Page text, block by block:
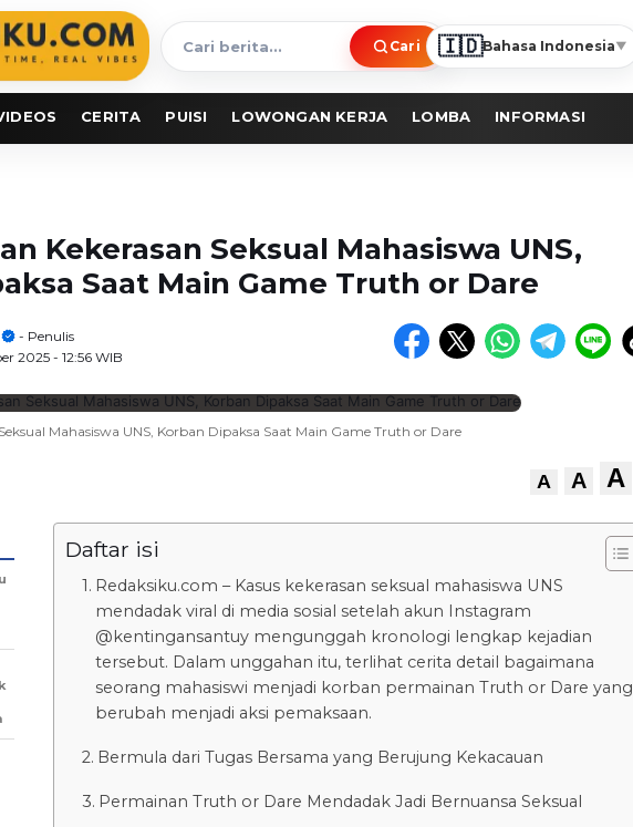
Cari
berita
Cari 🇮🇩Bahasa Indonesia▼
CERITA PUISI LOWONGAN KERJA LOMBA INFORMASI
Kekerasan Seksual Mahasiswa UNS,
Saat Main Game Truth or Dare
- Penulis
2025 - 12:56 WIB
Mahasiswa UNS, Korban Dipaksa Saat Main Game Truth or Dare
A A A
Daftar isi
Redaksiku.com – Kasus kekerasan seksual mahasiswa UNS
mendadak viral di media sosial setelah akun Instagram
@kentingansantuy mengunggah kronologi lengkap kejadian
tersebut. Dalam unggahan itu, terlihat cerita detail bagaimana
seorang mahasiswi menjadi korban permainan Truth or Dare yang
berubah menjadi aksi pemaksaan.
Bermula dari Tugas Bersama yang Berujung Kekacauan
Permainan Truth or Dare Mendadak Jadi Bernuansa Seksual